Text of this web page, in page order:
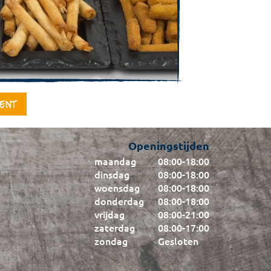
Openingstijden
maandag 08:00-18:00
dinsdag
08:00-18:00
woensdag
08:00-18:00
donderdag
08:00-18:00
vrijdag
08:00-21:00
zaterdag
08:00-17:00
zondag
Gesloten